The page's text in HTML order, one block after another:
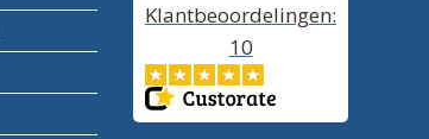
Klantbeoordelingen:
10